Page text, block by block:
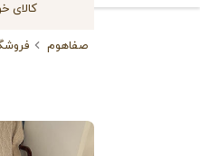
کالای
صفاهوم